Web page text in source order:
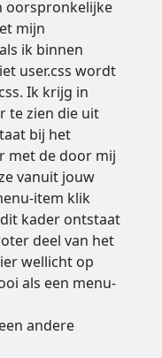
oorspronkelijke
mijn
ik binnen
user.css wordt
Ik krijg in
te zien die uit
bij het
met de door mij
vanuit jouw
item klik
kader ontstaat
deel van het
wellicht op
als een menu-
andere